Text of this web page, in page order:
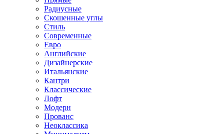
Радиусные
Скошенные углы
Стиль
Современные
Евро
Английские
Дизайнерские
Итальянские
Кантри
Классические
Лофт
Модерн
Прованс
Неоклассика